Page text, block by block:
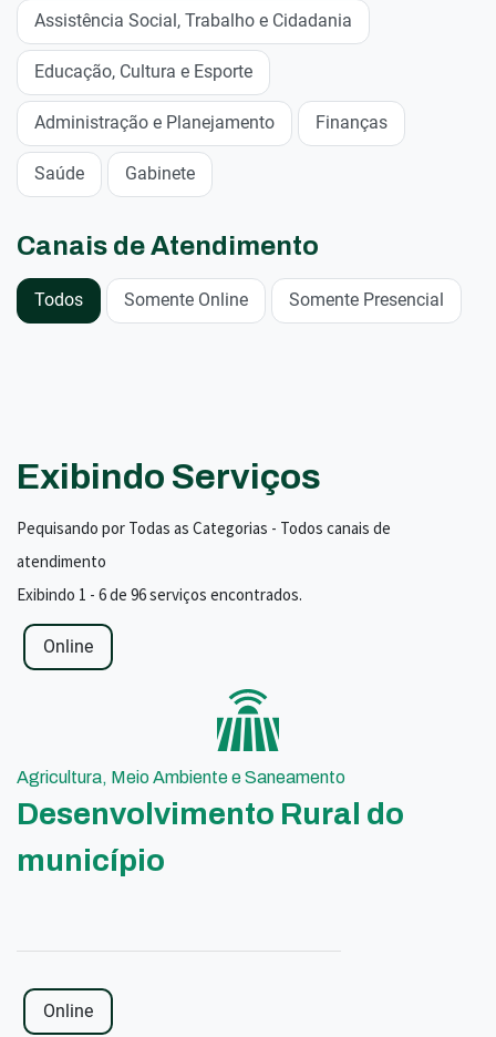
Assistência Social, Trabalho e Cidadania
Educação, Cultura e Esporte
Administração e Planejamento Finanças
Saúde Gabinete
Canais de Atendimento
Todos Somente Online Somente Presencial
Exibindo Serviços
Pequisando por Todas as Categorias - Todos canais de
atendimento
Exibindo 1 - 6 de 96 serviços encontrados.
Online
Agricultura, Meio Ambiente e Saneamento
Desenvolvimento Rural do
município
Online